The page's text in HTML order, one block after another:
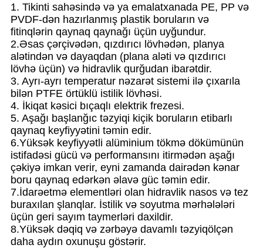
1. Tikinti sahəsində və ya emalatxanada PE, PP və
PVDF-dən hazırlanmış plastik boruların və
fitinqlərin qaynaq qaynağı üçün uyğundur.
2.Əsas çərçivədən, qızdırıcı lövhədən, planya
alətindən və dayaqdan (plana aləti və qızdırıcı
lövhə üçün) və hidravlik qurğudan ibarətdir.
3. Ayrı-ayrı temperatur nəzarət sistemi ilə çıxarıla
bilən PTFE örtüklü istilik lövhəsi.
4. İkiqat kəsici bıçaqlı elektrik frezesi.
5. Aşağı başlanğıc təzyiqi kiçik boruların etibarlı
qaynaq keyfiyyətini təmin edir.
6.Yüksək keyfiyyətli alüminium tökmə dökümünün
istifadəsi gücü və performansını itirmədən aşağı
çəkiyə imkan verir, eyni zamanda dairədən kənar
boru qaynaq edərkən əlavə güc təmin edir.
7.İdarəetmə elementləri olan hidravlik nasos və tez
buraxılan şlanqlar. İstilik və soyutma mərhələləri
üçün geri sayım taymerləri daxildir.
8.Yüksək dəqiq və zərbəyə davamlı təzyiqölçən
daha aydın oxunuşu göstərir.